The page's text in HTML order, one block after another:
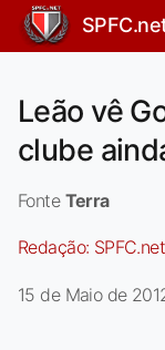
Leão vê
clube
Fonte Terra
Redação: SPFC.net
15 de Maio de